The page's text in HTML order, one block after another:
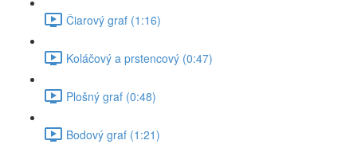
Čiarový graf (1:16)
Koláčový a prstencový (0:47)
Plošný graf (0:48)
Bodový graf (1:21)